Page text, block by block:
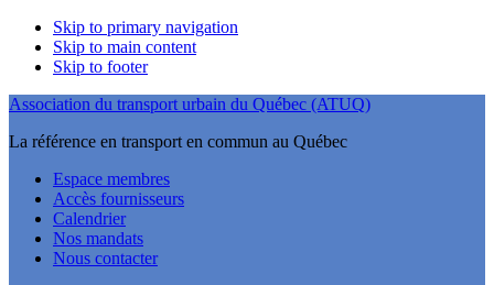
Skip to primary navigation
Skip to main content
Skip to footer
Association du transport urbain du Québec (ATUQ)
La référence en transport en commun au Québec
Espace membres
Accès fournisseurs
Calendrier
Nos mandats
Nous contacter